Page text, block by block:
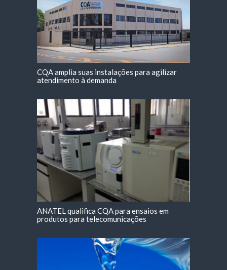
CQA amplia suas instalações para agilizar
atendimento à demanda
ANATEL qualifica CQA para ensaios em
produtos para telecomunicações